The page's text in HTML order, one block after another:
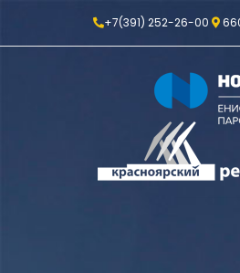
+7(391) 252-26-00